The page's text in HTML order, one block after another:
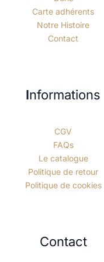
Carte adhérents
Notre Histoire
Contact
Informations
CGV
FAQs
Le catalogue
Politique de retour
Politique de cookies
Contact